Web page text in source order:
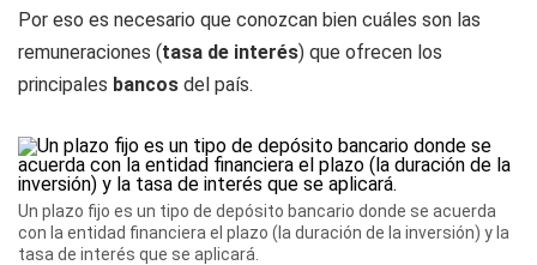
Por eso es necesario que conozcan bien cuáles son las
remuneraciones (tasa de interés) que ofrecen los
principales bancos del país.
Un plazo fijo es un tipo de depósito bancario donde se acuerda
con la entidad financiera el plazo (la duración de la inversión) y la
tasa de interés que se aplicará.